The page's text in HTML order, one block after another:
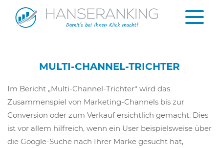
MULTI-CHANNEL-TRICHTER
Im Bericht „Multi-Channel-Trichter“ wird das
Zusammenspiel von Marketing-Channels bis zur
Conversion oder zum Verkauf ersichtlich gemacht. Dies
ist vor allem hilfreich, wenn ein User beispielsweise über
die Google-Suche nach Ihrer Marke gesucht hat,